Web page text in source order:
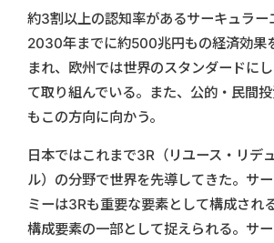
約3割以上の認知率があるサーキュラー
2030年までに約500兆円もの経済効果
まれ、欧州では世界のスタンダードに
て取り組んでいる。また、公的・民間
もこの方向に向かう。
日本ではこれまで3R（リユース・リデ
ル）の分野で世界を先導してきた。サ
ミーは3Rも重要な要素として構成され
構成要素の一部として捉えられる。サ